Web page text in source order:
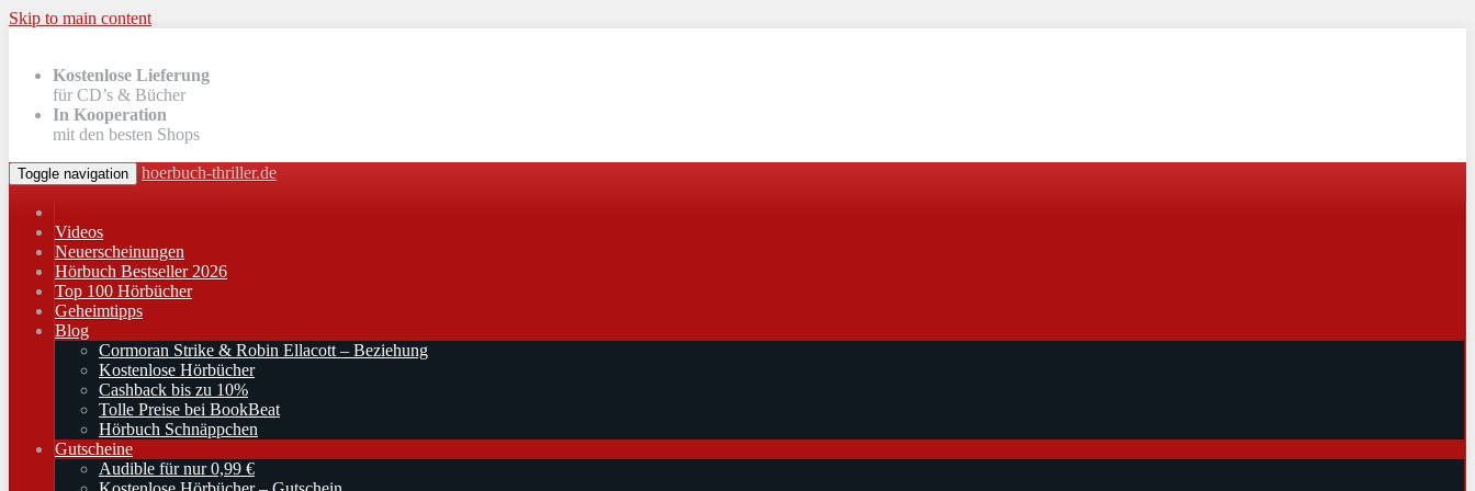
Skip to main content
Kostenlose Lieferung
für CD’s & Bücher
In Kooperation
mit den besten Shops
Toggle navigation hoerbuch-thriller.de
Videos
Neuerscheinungen
Hörbuch Bestseller 2026
Top 100 Hörbücher
Geheimtipps
Blog
Cormoran Strike & Robin Ellacott – Beziehung
Kostenlose Hörbücher
Cashback bis zu 10%
Tolle Preise bei BookBeat
Hörbuch Schnäppchen
Gutscheine
Audible für nur 0,99 €